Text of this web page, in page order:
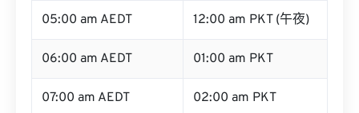
05:00 am AEDT 12:00 am PKT (午夜)
06:00 am AEDT 01:00 am PKT
07:00 am AEDT 02:00 am PKT